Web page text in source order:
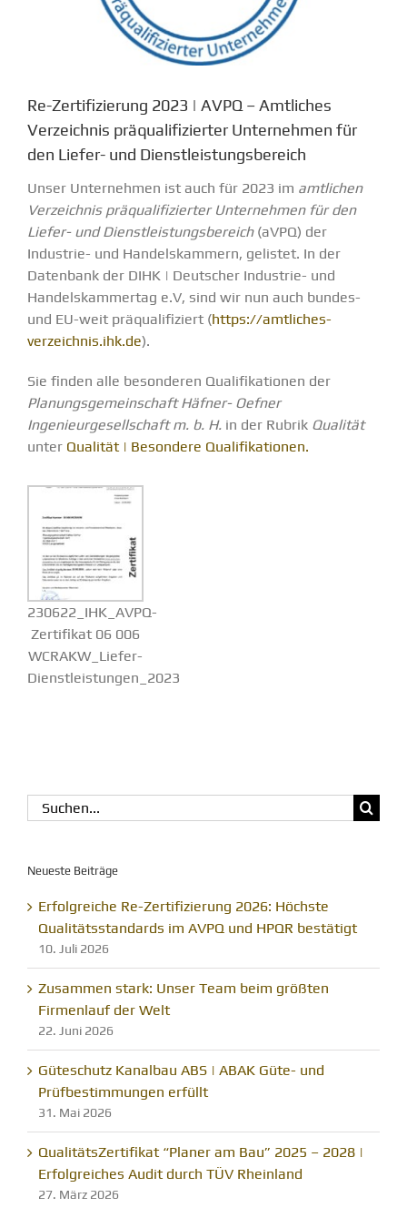
Re-Zertifizierung 2023 | AVPQ – Amtliches
Verzeichnis präqualifizierter Unternehmen für
den Liefer- und Dienstleistungsbereich
Unser Unternehmen ist auch für 2023 im amtlichen
Verzeichnis präqualifizierter Unternehmen für den
Liefer- und Dienstleistungsbereich(aVPQ) der
Industrie- und Handelskammern, gelistet. In der
Datenbank der DIHK | Deutscher Industrie- und
Handelskammertag e.V, sind wir nun auch bundes-
und EU-weit präqualifiziert (https://amtliches-
verzeichnis.ihk.de).
Sie finden alle besonderen Qualifikationen der
Planungsgemeinschaft Häfner- Oefner
Ingenieurgesellschaft m. b. H. in der Rubrik Qualität
unter Qualität | Besondere Qualifikationen.
230622_IHK_AVPQ-
Zertifikat 06 006
WCRAKW_Liefer-
Dienstleistungen_2023
Suche
nach:
Neueste Beiträge
Erfolgreiche Re-Zertifizierung 2026: Höchste
Qualitätsstandards im AVPQ und HPQR bestätigt
10. Juli 2026
Zusammen stark: Unser Team beim größten
Firmenlauf der Welt
22. Juni 2026
Güteschutz Kanalbau ABS | ABAK Güte- und
Prüfbestimmungen erfüllt
31. Mai 2026
QualitätsZertifikat “Planer am Bau” 2025 – 2028 |
Erfolgreiches Audit durch TÜV Rheinland
27. März 2026